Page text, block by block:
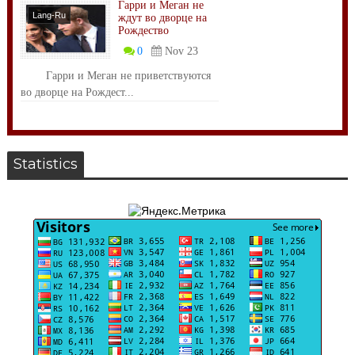
Lang-Ru
Кралски Двор
Гарри и Меган не
ждут во дворце на
Рождество
0
Nov 23
Гарри и Меган не приветствуются
во дворце на Рождест...
Statistics